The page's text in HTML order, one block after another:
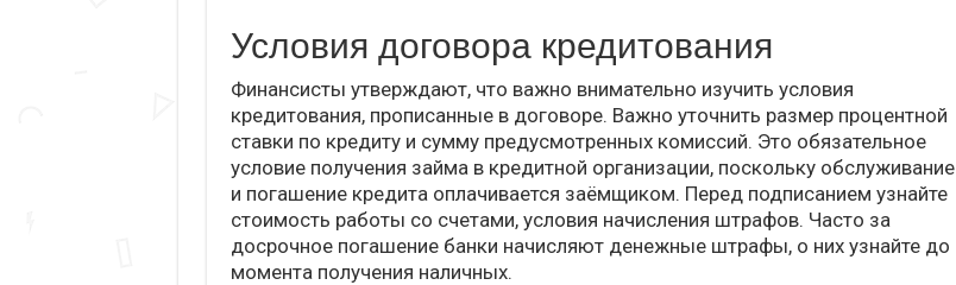
Условия договора кредитования
Финансисты утверждают, что важно внимательно изучить условия
кредитования, прописанные в договоре. Важно уточнить размер процентной
ставки по кредиту и сумму предусмотренных комиссий. Это обязательное
условие получения займа в кредитной организации, поскольку обслуживание
и погашение кредита оплачивается заёмщиком. Перед подписанием узнайте
стоимость работы со счетами, условия начисления штрафов. Часто за
досрочное погашение банки начисляют денежные штрафы, о них узнайте до
момента получения наличных.